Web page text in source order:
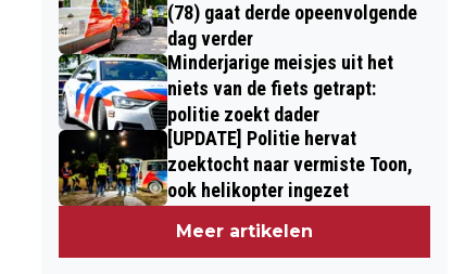
(78) gaat derde opeenvolgende
dag verder
Minderjarige meisjes uit het
niets van de fiets getrapt:
politie zoekt dader
[UPDATE] Politie hervat
zoektocht naar vermiste Toon,
ook helikopter ingezet
Meer artikelen